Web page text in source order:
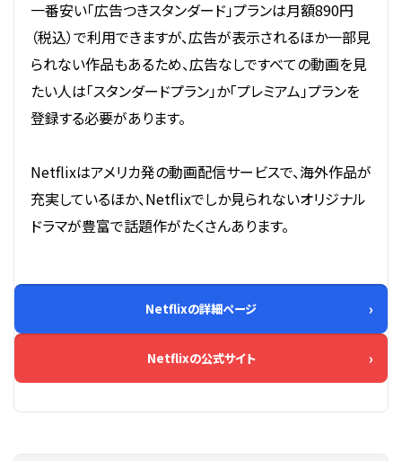
一番安い「広告つきスタンダード」プランは月額890円
（税込）で利用できますが、広告が表示されるほか一部見
られない作品もあるため、広告なしですべての動画を見
たい人は「スタンダードプラン」か「プレミアム」プランを
登録する必要があります。
Netflixはアメリカ発の動画配信サービスで、海外作品が
充実しているほか、Netflixでしか見られないオリジナル
ドラマが豊富で話題作がたくさんあります。
Netflixの詳細ページ
Netflixの公式サイト